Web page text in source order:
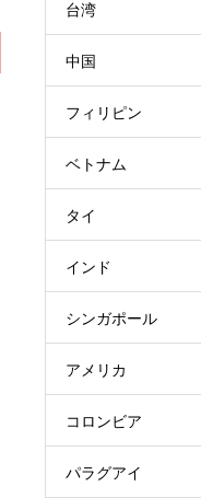
台湾
中国
フィリピン
ベトナム
タイ
インド
シンガポール
アメリカ
コロンビア
パラグアイ